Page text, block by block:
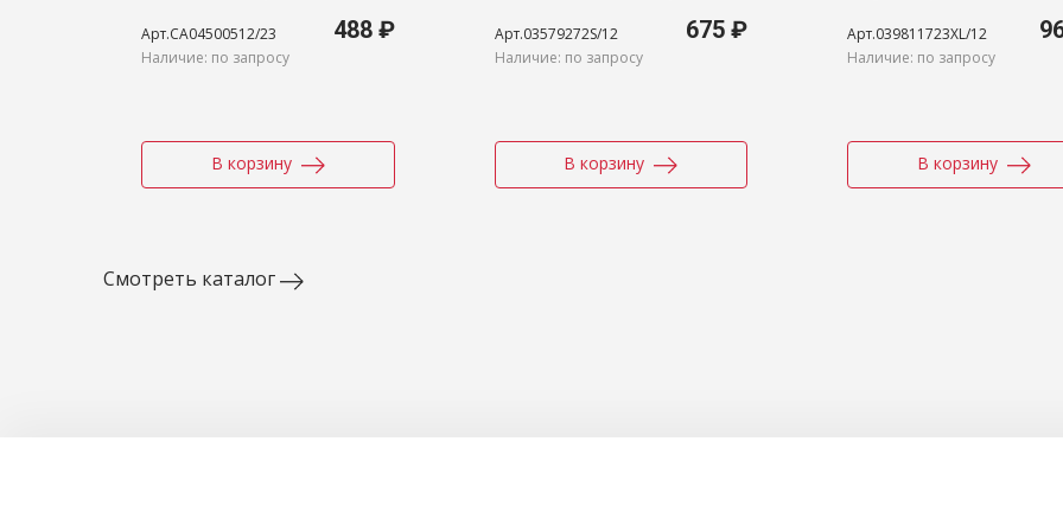
Арт.CA04500512/23 488 ₽
Наличие: по запросу
В корзину
Арт.03579272S/12 675 ₽
Наличие: по запросу
В корзину
Арт.039811723XL/12
Наличие: по запросу
В корзину
Смотреть каталог